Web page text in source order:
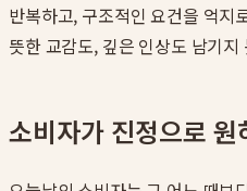
반복하고, 구조적인 요건을 억지
뜻한 교감도, 깊은 인상도 남기
소비자가 진정으로 원